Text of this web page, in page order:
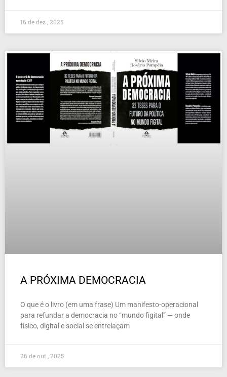
16 de dez , 2025
A PRÓXIMA DEMOCRACIA
O que é o livro (em uma frase) Um manifesto-operacional
para refundar a democracia no “mundo figital” — onde
físico, digital e social se entrelaçam
26 de out , 2025